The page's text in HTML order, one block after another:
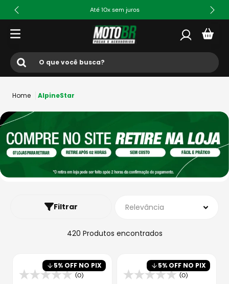
Até 10x sem juros
O que você busca?
3 º capacete
4º fw3
5º capacete ls2
race tech
AlpineStar
Filtrar Relevância
420 Produtos
5% OFF NO PIX
(0)
5% OFF NO PIX
(0)